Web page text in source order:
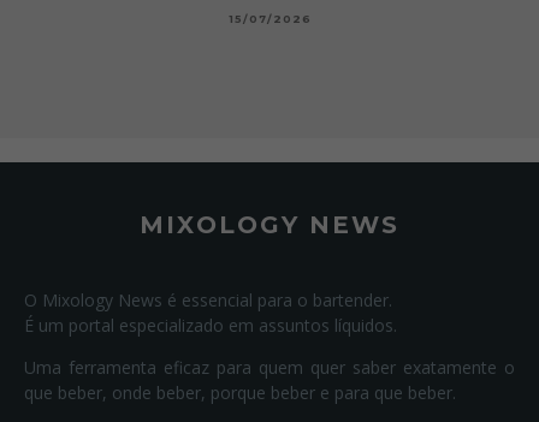
15/07/2026
MIXOLOGY NEWS
O Mixology News é essencial para o bartender.
É um portal especializado em assuntos líquidos.
Uma ferramenta eficaz para quem quer saber exatamente o
que beber, onde beber, porque beber e para que beber.